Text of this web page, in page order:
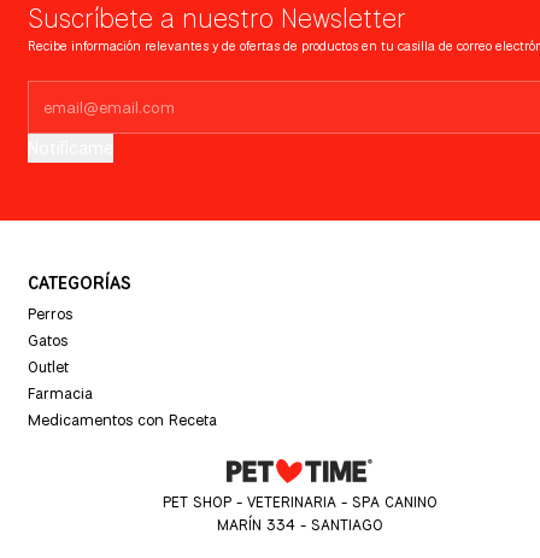
Suscríbete a nuestro Newsletter
Recibe información relevantes y de ofertas de productos en tu casilla de correo
CATEGORÍAS
Perros
Gatos
Outlet
Farmacia
Medicamentos con Receta
PET SHOP - VETERINARIA - SPA CANINO
MARÍN 334 - SANTIAGO